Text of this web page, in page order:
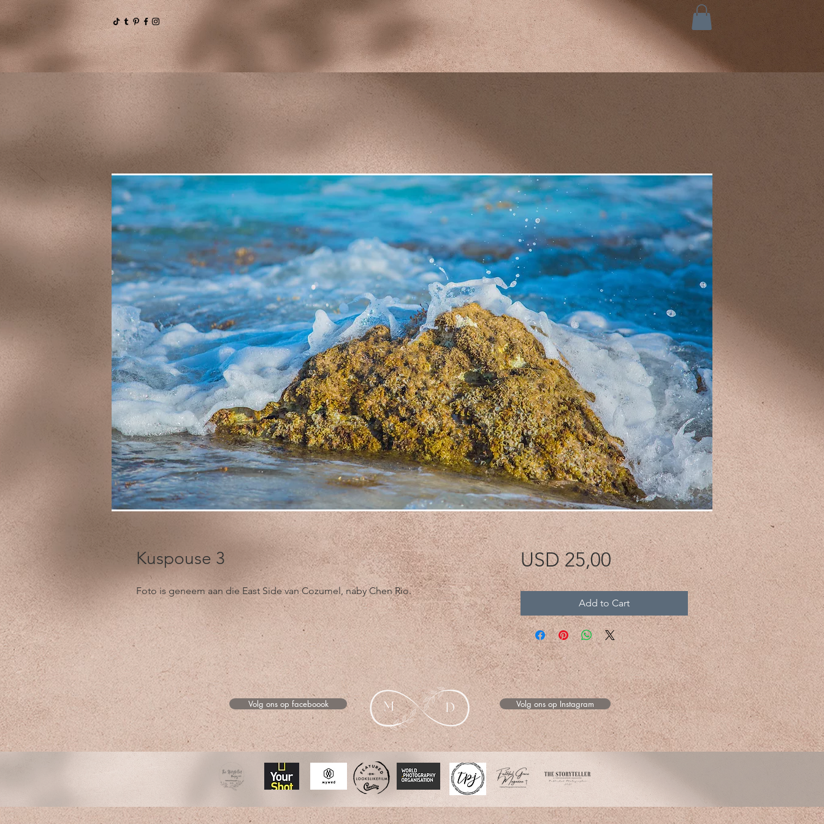
Kuspouse 3
Foto is geneem aan die East Side van Cozumel, naby Chen Rio.
USD 25,00Price
Add to Cart
Volg ons op faceboook Volg ons op Instagram